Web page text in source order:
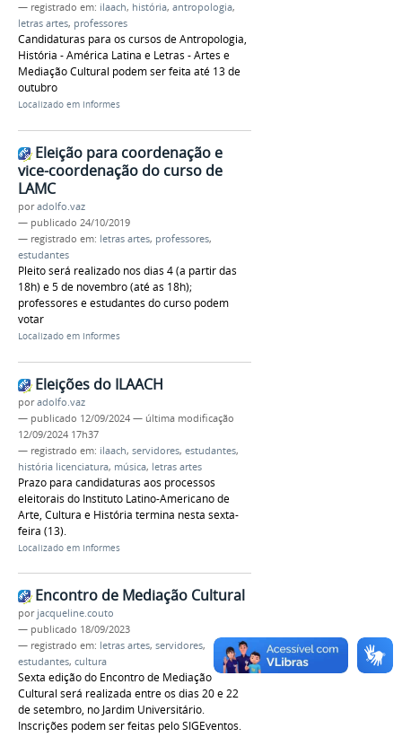
— registrado em: ilaach, história, antropologia,
letras artes, professores
Candidaturas para os cursos de Antropologia,
História - América Latina e Letras - Artes e
Mediação Cultural podem ser feita até 13 de
outubro
Localizado em Informes
Eleição para coordenação e
vice-coordenação do curso de
LAMC
poradolfo.vaz
— publicado 24/10/2019
— registrado em: letras artes, professores,
estudantes
Pleito será realizado nos dias 4 (a partir das
18h) e 5 de novembro (até as 18h);
professores e estudantes do curso podem
votar
Localizado em Informes
Eleições do ILAACH
poradolfo.vaz
— publicado 12/09/2024 — última modificação
12/09/2024 17h37
— registrado em: ilaach, servidores, estudantes,
história licenciatura, música, letras artes
Prazo para candidaturas aos processos
eleitorais do Instituto Latino-Americano de
Arte, Cultura e História termina nesta sexta-
feira (13).
Localizado em Informes
Encontro de Mediação Cultural
por jacqueline.couto
— publicado 18/09/2023
— registrado em: letras artes, servidores,
estudantes, cultura
Sexta edição do Encontro de Mediação
Cultural será realizada entre os dias 20 e 22
de setembro, no Jardim Universitário.
Inscrições podem ser feitas pelo SIGEventos.